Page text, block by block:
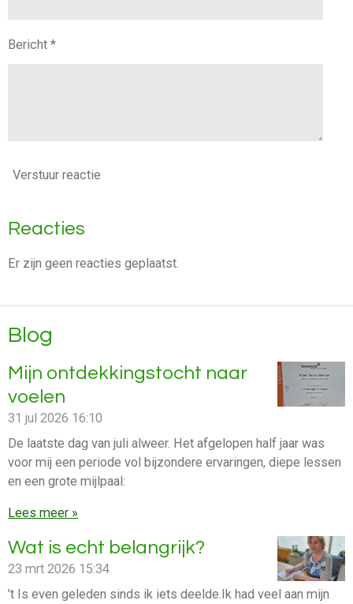
Bericht *
Verstuur reactie
Reacties
Er zijn geen reacties geplaatst.
Blog
Mijn ontdekkingstocht naar
voelen
31 jul 2026 16:10
De laatste dag van juli alweer. Het afgelopen half jaar was
voor mij een periode vol bijzondere ervaringen, diepe lessen
en een grote mijlpaal:
Lees meer »
Wat is echt belangrijk?
23 mrt 2026 15:34
’t Is even geleden sinds ik iets deelde.Ik had veel aan mijn